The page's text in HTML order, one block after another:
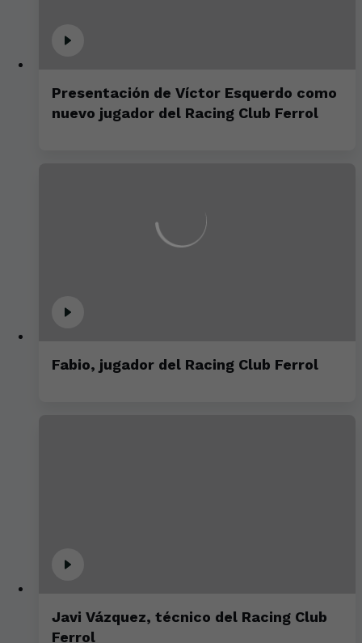
Presentación de Víctor Esquerdo como
nuevo jugador del Racing Club Ferrol
Fabio, jugador del Racing Club Ferrol
Javi Vázquez, técnico del Racing Club
Ferrol